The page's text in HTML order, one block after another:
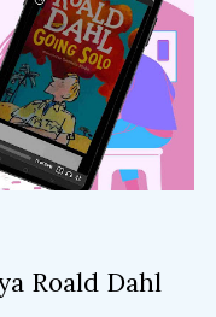
Roald Dahl